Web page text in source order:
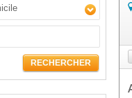
RECHERCHER